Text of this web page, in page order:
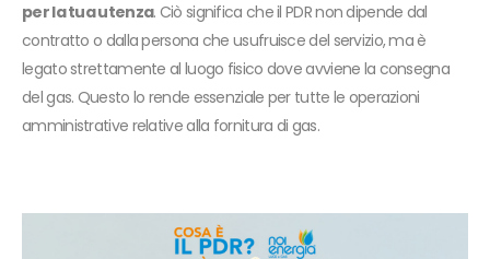
per la tua utenza. Ciò significa che il PDR non dipende dal
contratto o dalla persona che usufruisce del servizio, ma è
legato strettamente al luogo fisico dove avviene la consegna
del gas. Questo lo rende essenziale per tutte le operazioni
amministrative relative alla fornitura di gas.